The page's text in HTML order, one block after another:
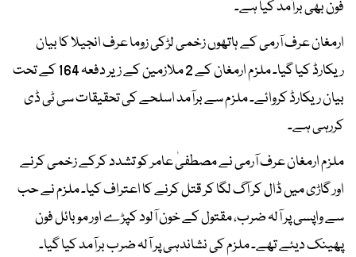
فون بھی برآمد کیا ہے۔
ارمغان عرف آرمی کے ہاتھوں زخمی لڑکی زوما عرف انجیلا کا بیان
ریکارڈ کیا گیا۔ ملزم ارمغان کے 2 ملازمین کے زیر دفعہ 164 کے تحت
بیان ریکارڈ کروائے۔ ملزم سے برآمد اسلحے کی تحقیقات سی ٹی ڈی
کررہی ہے۔
ملزم ارمغان عرف آرمی نے مصطفیٰ عامر کو تشدد کرکے زخمی کرنے
اور گاڑی میں ڈال کر آگ لگا کر قتل کرنے کا اعتراف کیا۔ ملزم نے حب
سے واپسی پر آلہ ضرب، مقتول کے خون آلود کپڑے اور موبائل فون
پھینک دیئے تھے۔ ملزم کی نشاندہی پر آلہ ضرب برآمد کیا گیا۔